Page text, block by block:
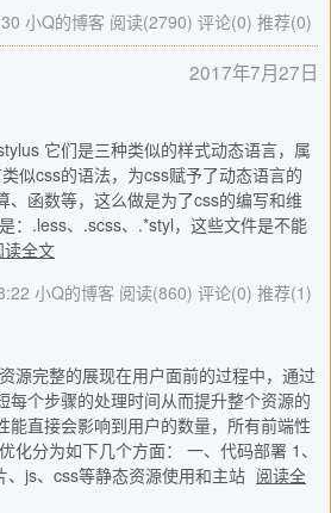
小Q的博客 阅读(2790) 评论(0) 推荐(0)
2017年7月27日
它们是三种类似的样式动态语言，属
似css的语法，为css赋予了动态语言的
、函数等，这么做是为了css的编写和维
：.less、.scss、.*styl，这些文件是不能
读全文
小Q的博客 阅读(860) 评论(0) 推荐(1)
源完整的展现在用户面前的过程中，通过
每个步骤的处理时间从而提升整个资源的
能直接会影响到用户的数量，所有前端性
化分为如下几个方面： 一、代码部署 1、
js、css等静态资源使用和主站 阅读全